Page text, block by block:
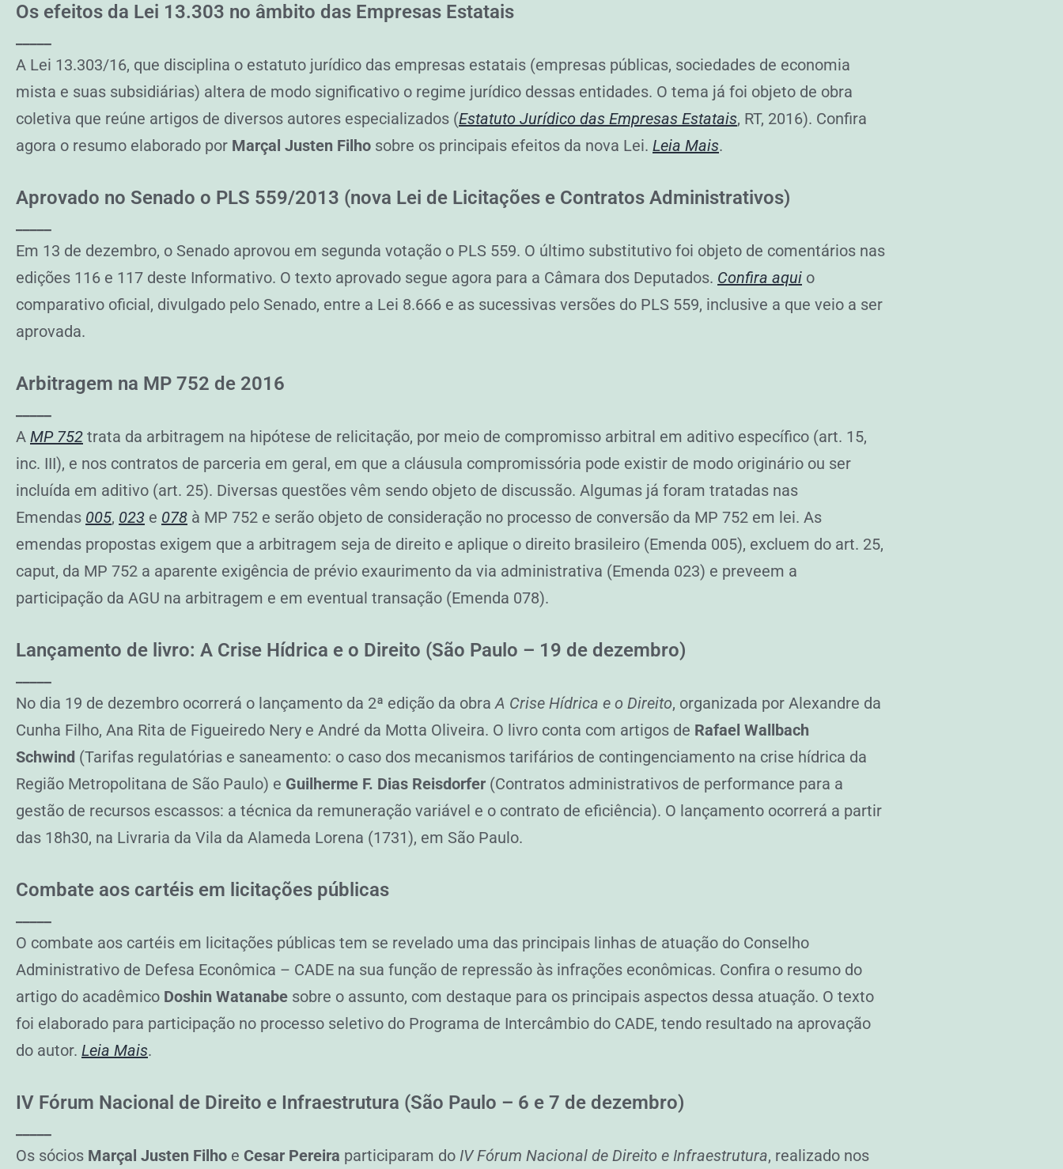
Os efeitos da Lei 13.303 no âmbito das Empresas Estatais
A Lei 13.303/16, que disciplina o estatuto jurídico das empresas estatais (empresas públicas, sociedades de economia
mista e suas subsidiárias) altera de modo significativo o regime jurídico dessas entidades. O tema já foi objeto de obra
coletiva que reúne artigos de diversos autores especializados (Estatuto Jurídico das Empresas Estatais, RT, 2016). Confira
agora o resumo elaborado por Marçal Justen Filho sobre os principais efeitos da nova Lei. Leia Mais.
Aprovado no Senado o PLS 559/2013 (nova Lei de Licitações e Contratos Administrativos)
Em 13 de dezembro, o Senado aprovou em segunda votação o PLS 559. O último substitutivo foi objeto de comentários nas
edições 116 e 117 deste Informativo. O texto aprovado segue agora para a Câmara dos Deputados. Confira aqui o
comparativo oficial, divulgado pelo Senado, entre a Lei 8.666 e as sucessivas versões do PLS 559, inclusive a que veio a ser
aprovada.
Arbitragem na MP 752 de 2016
A MP 752 trata da arbitragem na hipótese de relicitação, por meio de compromisso arbitral em aditivo específico (art. 15,
inc. III), e nos contratos de parceria em geral, em que a cláusula compromissória pode existir de modo originário ou ser
incluída em aditivo (art. 25). Diversas questões vêm sendo objeto de discussão. Algumas já foram tratadas nas
Emendas 005, 023 e 078 à MP 752 e serão objeto de consideração no processo de conversão da MP 752 em lei. As
emendas propostas exigem que a arbitragem seja de direito e aplique o direito brasileiro (Emenda 005), excluem do art. 25,
caput, da MP 752 a aparente exigência de prévio exaurimento da via administrativa (Emenda 023) e preveem a
participação da AGU na arbitragem e em eventual transação (Emenda 078).
Lançamento de livro: A Crise Hídrica e o Direito (São Paulo – 19 de dezembro)
No dia 19 de dezembro ocorrerá o lançamento da 2ª edição da obraA Crise Hídrica e o Direito, organizada por Alexandre da
Cunha Filho, Ana Rita de Figueiredo Nery e André da Motta Oliveira. O livro conta com artigos de Rafael Wallbach
Schwind (Tarifas regulatórias e saneamento: o caso dos mecanismos tarifários de contingenciamento na crise hídrica da
Região Metropolitana de São Paulo) e Guilherme F. Dias Reisdorfer (Contratos administrativos de performance para a
gestão de recursos escassos: a técnica da remuneração variável e o contrato de eficiência). O lançamento ocorrerá a partir
das 18h30, na Livraria da Vila da Alameda Lorena (1731), em São Paulo.
Combate aos cartéis em licitações públicas
O combate aos cartéis em licitações públicas tem se revelado uma das principais linhas de atuação do Conselho
Administrativo de Defesa Econômica – CADE na sua função de repressão às infrações econômicas. Confira o resumo do
artigo do acadêmico Doshin Watanabe sobre o assunto, com destaque para os principais aspectos dessa atuação. O texto
foi elaborado para participação no processo seletivo do Programa de Intercâmbio do CADE, tendo resultado na aprovação
do autor. Leia Mais.
IV Fórum Nacional de Direito e Infraestrutura (São Paulo – 6 e 7 de dezembro)
Os sócios Marçal Justen Filho e Cesar Pereira participaram do IV Fórum Nacional de Direito e Infraestrutura, realizado nos